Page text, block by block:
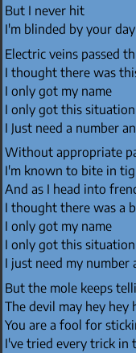
But I never hit
I'm blinded by your
Electric veins passed
I thought there was
I only got my name
I only got this situation
I Just need a number
Without appropriate
I'm known to bite in
And as I head into
I thought there was a
I only got my name
I only got this situation
I just need my number
But the mole keeps
The devil may hey hey
You are a fool for
I've tried every trick in